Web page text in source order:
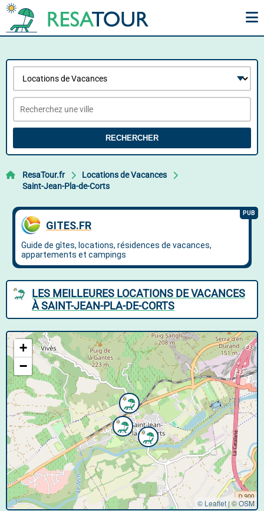
RECHERCHER
ResaTour.fr
Locations de Vacances
Saint-Jean-Pla-de-Corts
LES MEILLEURES LOCATIONS DE VACANCES
À SAINT-JEAN-PLA-DE-CORTS
+
−
© Leaflet|©OSM